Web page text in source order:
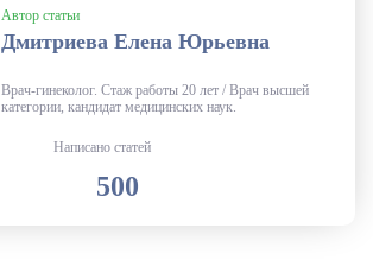
Автор статьи
Дмитриева Елена Юрьевна
Врач-гинеколог. Стаж работы 20 лет / Врач высшей
категории, кандидат медицинских наук.
Написано статей
500